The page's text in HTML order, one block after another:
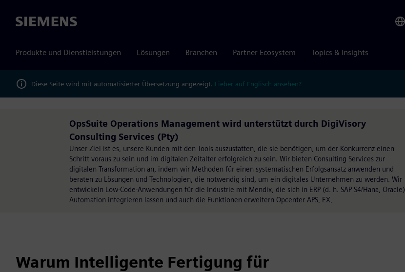
Siemens
Produkte und Dienstleistungen Lösungen Branchen Partner Ecosystem Topics & Insights
Diese Seite wird mit automatisierter Übersetzung angezeigt. Lieber auf Englisch ansehen?
OpsSuite Operations Management wird unterstützt durch DigiVisory
Consulting Services (Pty)
Unser Ziel ist es, unsere Kunden mit den Tools auszustatten, die sie benötigen, um der Konkurrenz einen
Schritt voraus zu sein und im digitalen Zeitalter erfolgreich zu sein. Wir bieten Consulting Services zur
digitalen Transformation an, indem wir Methoden für einen systematischen Erfolgsansatz anwenden und
beraten zu Lösungen und Technologien, die notwendig sind, um ein digitales Unternehmen zu werden. Wir
entwickeln Low-Code-Anwendungen für die Industrie mit Mendix, die sich in ERP (d. h. SAP S4/Hana, Oracle),
Automation integrieren lassen und auch die Funktionen erweitern Opcenter APS, EX,
Warum Intelligente Fertigung für